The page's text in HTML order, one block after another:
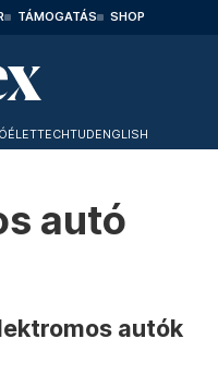
TÁMOGATÁS SHOP
ÉLETTECHTUDENGLISH
autó
autók